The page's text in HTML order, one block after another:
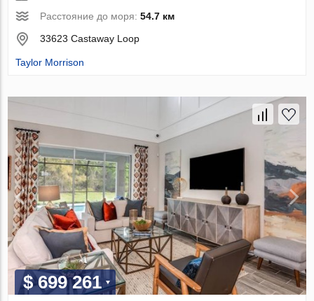
Расстояние до моря:54.7 км
33623 Castaway Loop
Taylor Morrison
$ 699 261